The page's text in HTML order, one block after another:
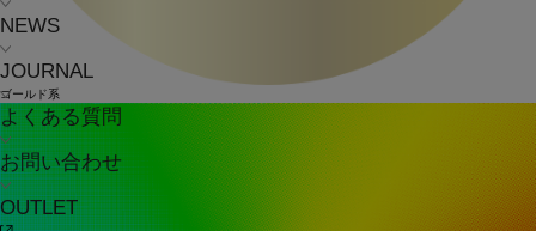
NEWS
JOURNAL
よくある質問
お問い合わせ
OUTLET
ゴールド系